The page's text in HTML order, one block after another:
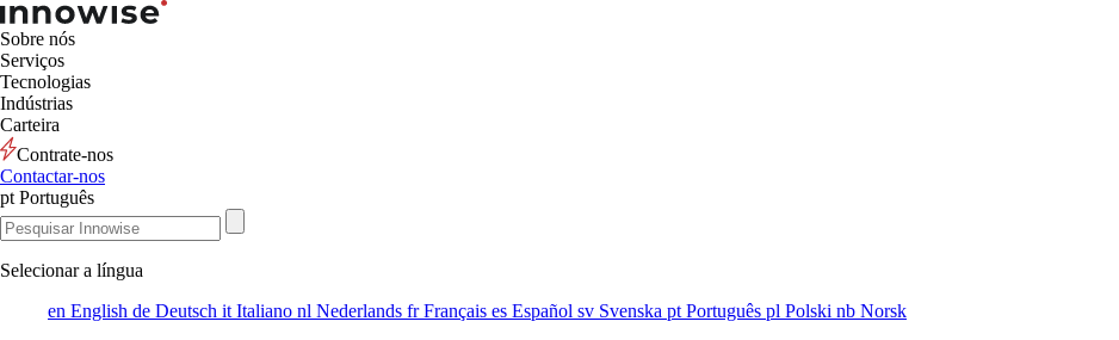
Sobre nós
Serviços
Tecnologias
Indústrias
Carteira
Contrate-nos
Contactar-nos
pt Português
Selecionar a língua
en English de Deutsch it Italiano nl Nederlands frFrançais es Español sv Svenska pt Português pl Polski nb Norsk